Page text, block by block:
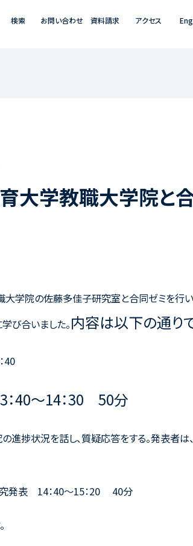
検索 お問い合わせ 資料請求 アクセス
大学教職大学院と
大学院の佐藤多佳子研究室と合同ゼミを
び合いました。内容は以下の通りで
40
40～14：30 50分
進捗状況を話し、質疑応答をする。発表者
究発表 14：40～15：20 40分